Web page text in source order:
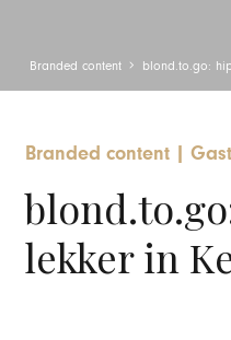
Branded content blond.to.go:
Branded content
lekker in